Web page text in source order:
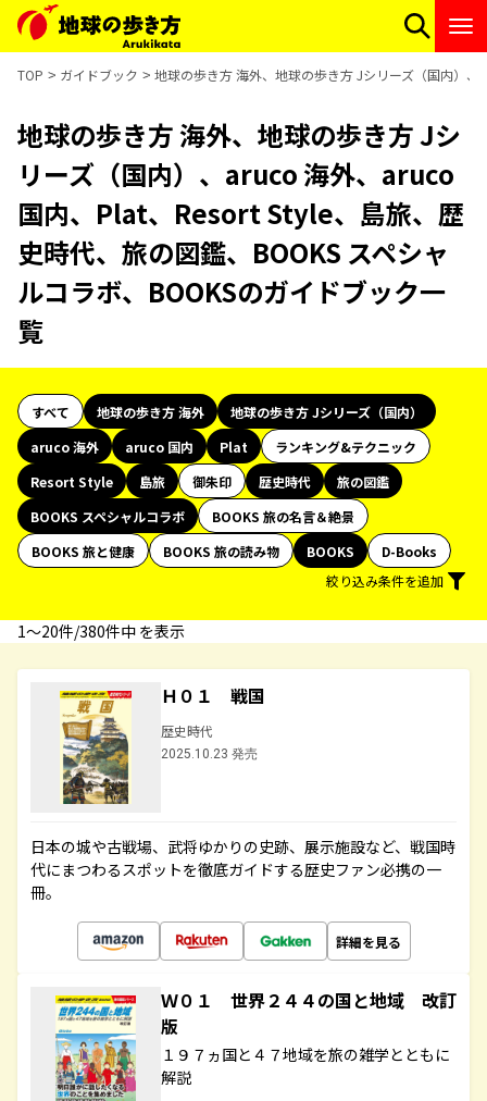
TOP ガイドブック 地球の歩き方 海外、地球の歩き方 Jシリーズ（国内）
地球の歩き方 海外、地球の歩き方 Jシ
リーズ（国内）、aruco 海外、aruco
国内、Plat、Resort Style、島旅、歴
史時代、旅の図鑑、BOOKS スペシャ
ルコラボ、BOOKSのガイドブック一
覧
すべて 地球の歩き方 海外
地球の歩き方 Jシリーズ（国内）
aruco 海外
aruco 国内 Plat
ランキング&テクニック
Resort Style
島旅 御朱印 歴史時代
旅の図鑑
BOOKS スペシャルコラボ
BOOKS 旅の名言＆絶景
BOOKS 旅と健康
BOOKS 旅の読み物 BOOKS
D-Books
絞り込み条件を追加
1〜20件/380件中 を表示
Ｈ０１ 戦国
歴史時代
2025.10.23 発売
日本の城や古戦場、武将ゆかりの史跡、展示施設など、戦国時
代にまつわるスポットを徹底ガイドする歴史ファン必携の一
冊。
詳細を見る
Ｗ０１ 世界２４４の国と地域 改訂
版
１９７ヵ国と４７地域を旅の雑学とともに
解説